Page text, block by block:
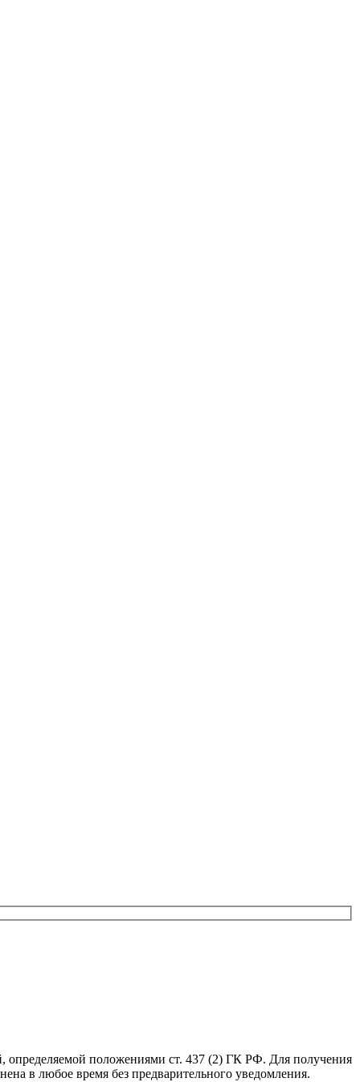
определяемой положениями ст. 437 (2) ГК РФ. Для получения
в любое время без предварительного уведомления.